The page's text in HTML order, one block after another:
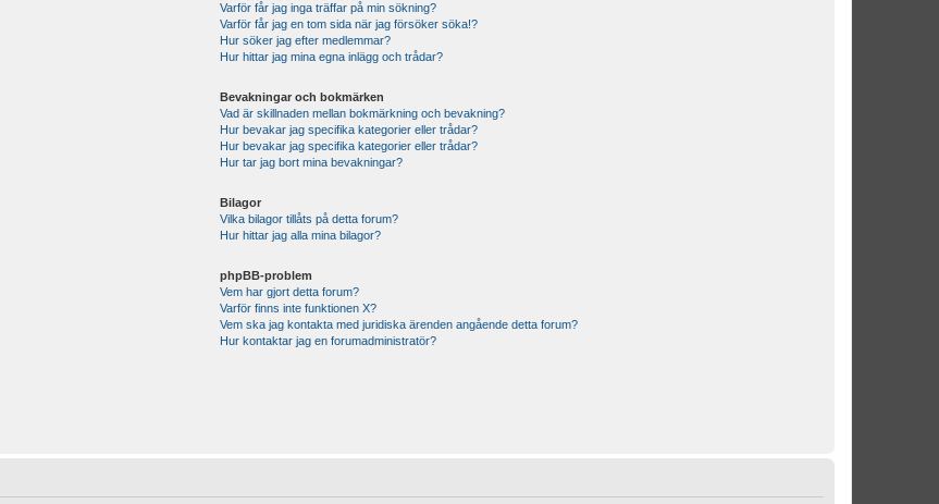
Varför får jag inga träffar på min sökning?
Varför får jag en tom sida när jag försöker söka!?
Hur söker jag efter medlemmar?
Hur hittar jag mina egna inlägg och trådar?
Bevakningar och bokmärken
Vad är skillnaden mellan bokmärkning och bevakning?
Hur bevakar jag specifika kategorier eller trådar?
Hur bevakar jag specifika kategorier eller trådar?
Hur tar jag bort mina bevakningar?
Bilagor
Vilka bilagor tillåts på detta forum?
Hur hittar jag alla mina bilagor?
phpBB-problem
Vem har gjort detta forum?
Varför finns inte funktionen X?
Vem ska jag kontakta med juridiska ärenden angående detta forum?
Hur kontaktar jag en forumadministratör?